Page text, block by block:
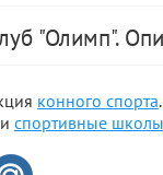
"Олимп".
конного спорта
и спортивные школы